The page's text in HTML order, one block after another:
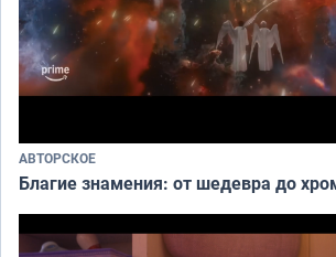
АВТОРСКОЕ
Благие знамения: от шедевра до